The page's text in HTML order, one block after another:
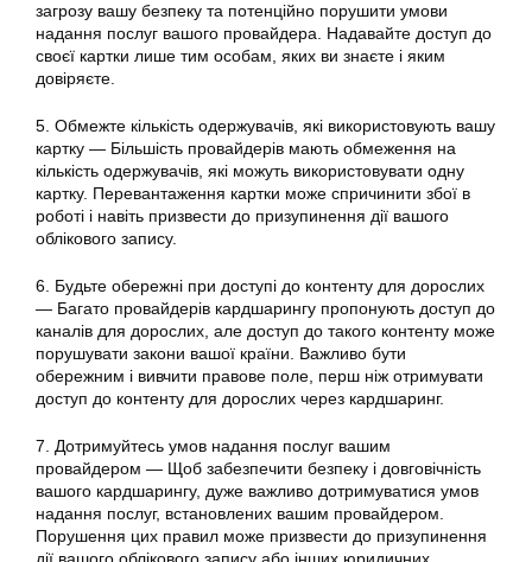
загрозу вашу безпеку та потенційно порушити умови
надання послуг вашого провайдера. Надавайте доступ до
своєї картки лише тим особам, яких ви знаєте і яким
довіряєте.
5. Обмежте кількість одержувачів, які використовують вашу
картку — Більшість провайдерів мають обмеження на
кількість одержувачів, які можуть використовувати одну
картку. Перевантаження картки може спричинити збої в
роботі і навіть призвести до призупинення дії вашого
облікового запису.
6. Будьте обережні при доступі до контенту для дорослих
— Багато провайдерів кардшарингу пропонують доступ до
каналів для дорослих, але доступ до такого контенту може
порушувати закони вашої країни. Важливо бути
обережним і вивчити правове поле, перш ніж отримувати
доступ до контенту для дорослих через кардшаринг.
7. Дотримуйтесь умов надання послуг вашим
провайдером — Щоб забезпечити безпеку і довговічність
вашого кардшарингу, дуже важливо дотримуватися умов
надання послуг, встановлених вашим провайдером.
Порушення цих правил може призвести до призупинення